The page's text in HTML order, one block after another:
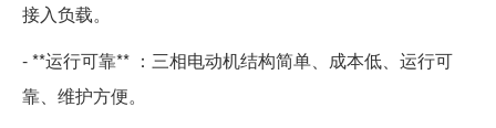
接入负载。
- **运行可靠** ：三相电动机结构简单、成本低、运行可
靠、维护方便。